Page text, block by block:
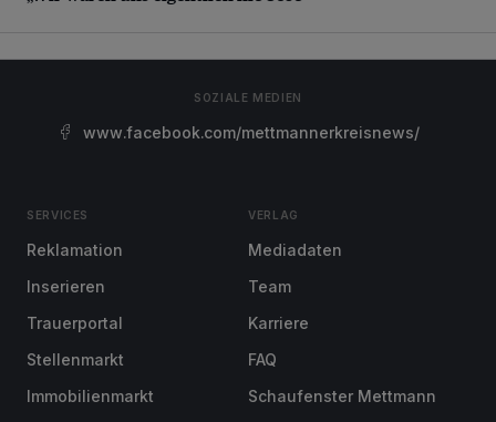
SOZIALE MEDIEN
www.facebook.com/mettmannerkreisnews/
SERVICES
Reklamation
Inserieren
Trauerportal
Stellenmarkt
Immobilienmarkt
VERLAG
Mediadaten
Team
Karriere
FAQ
Schaufenster Mettmann